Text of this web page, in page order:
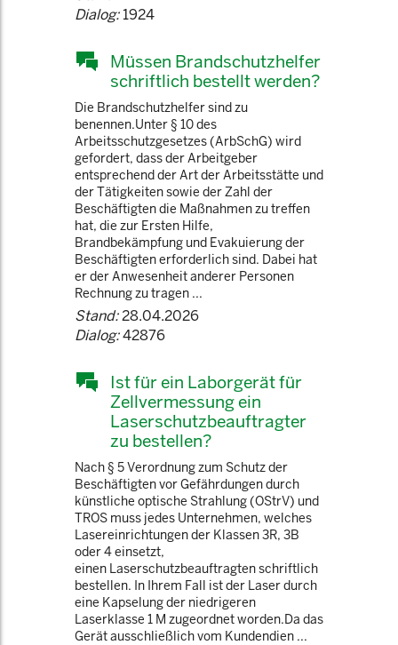
Dialog:1924
Müssen Brandschutzhelfer
schriftlich bestellt werden?
Die Brandschutzhelfer sind zu
benennen.Unter § 10 des
Arbeitsschutzgesetzes (ArbSchG) wird
gefordert, dass der Arbeitgeber
entsprechend der Art der Arbeitsstätte und
der Tätigkeiten sowie der Zahl der
Beschäftigten die Maßnahmen zu treffen
hat, die zur Ersten Hilfe,
Brandbekämpfung und Evakuierung der
Beschäftigten erforderlich sind. Dabei hat
er der Anwesenheit anderer Personen
Rechnung zu tragen ...
Stand:28.04.2026
Dialog:42876
Ist für ein Laborgerät für
Zellvermessung ein
Laserschutzbeauftragter
zu bestellen?
Nach § 5 Verordnung zum Schutz der
Beschäftigten vor Gefährdungen durch
künstliche optische Strahlung (OStrV) und
TROS muss jedes Unternehmen, welches
Lasereinrichtungen der Klassen 3R, 3B
oder 4 einsetzt,
einen Laserschutzbeauftragten schriftlich
bestellen. In Ihrem Fall ist der Laser durch
eine Kapselung der niedrigeren
Laserklasse 1 M zugeordnet worden.Da das
Gerät ausschließlich vom Kundendien ...